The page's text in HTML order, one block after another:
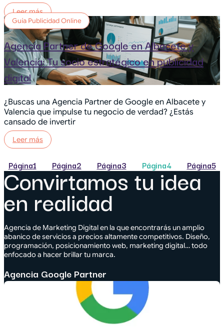
Leer más
Guía Publicidad Online
Agencia Partner de Google en Albacete y
Valencia: Tu socio estratégico en publicidad
digital
¿Buscas una Agencia Partner de Google en Albacete y
Valencia que impulse tu negocio de verdad? ¿Estás
cansado de invertir
Leer más
Página1 Página2 Página3 Página4 Página5
Convirtamos tu idea
en realidad
Agencia de Marketing Digital en la que encontrarás un amplio
abanico de servicios a precios altamente competitivos. Diseño,
programación, posicionamiento web, marketing digital… todo
enfocado a hacer brillar tu marca.
Agencia Google Partner